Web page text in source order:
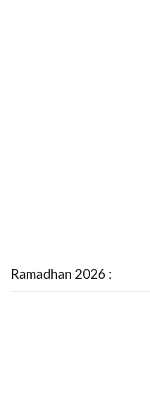
Ramadhan 2026 :